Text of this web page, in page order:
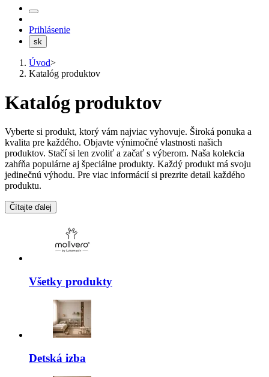
Prihlásenie
sk
Úvod>
Katalóg produktov
Katalóg produktov
Vyberte si produkt, ktorý vám najviac vyhovuje. Široká ponuka a
kvalita pre každého. Objavte výnimočné vlastnosti našich
produktov. Stačí si len zvoliť a začať s výberom. Naša kolekcia
zahŕňa populárne aj špeciálne produkty. Každý produkt má svoju
jedinečnú výhodu. Pre viac informácií si prezrite detail každého
produktu.
Čítajte ďalej
Všetky produkty
Detská izba